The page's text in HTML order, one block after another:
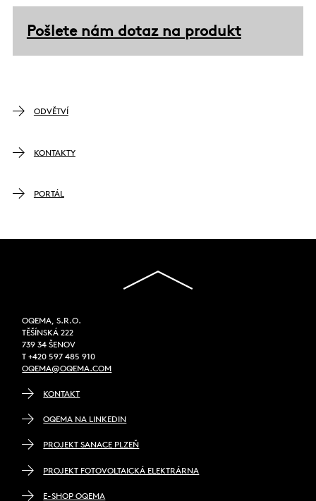
Pošlete nám dotaz na produkt
ODVĚTVÍ
KONTAKTY
PORTÁL
OQEMA, S.R.O.
TĚŠÍNSKÁ 222
739 34 ŠENOV
T +420 597 485 910
OQEMA@OQEMA.COM
KONTAKT
OQEMA NA LINKEDIN
PROJEKT SANACE PLZEŇ
PROJEKT FOTOVOLTAICKÁ ELEKTRÁRNA
E-SHOP OQEMA